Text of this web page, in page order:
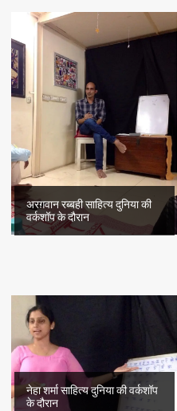
अरग़वान रब्बही साहित्य दुनिया की
वर्कशॉप के दौरान
नेहा शर्मा साहित्य दुनिया की वर्कशॉप
के दौरान